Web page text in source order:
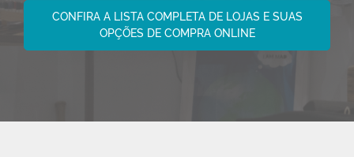
CONFIRA A LISTA COMPLETA DE LOJAS E SUAS
OPÇÕES DE COMPRA ONLINE